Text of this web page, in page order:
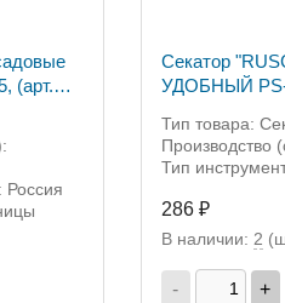
(арт.
Россия
Секатор
УДОБНЫЙ
Тип товара:
Производство
Тип
286 ₽
В наличии: 2
- +